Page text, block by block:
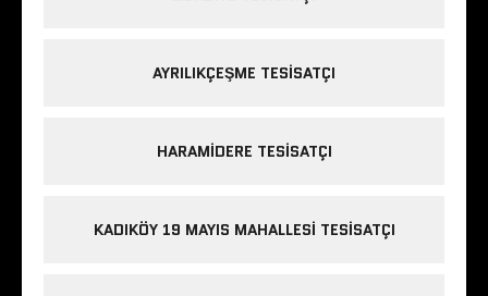
AYRILIKÇEŞME TESISATÇI
HARAMIDERE TESISATÇI
KADIKÖY 19 MAYIS MAHALLESI TESISATÇI